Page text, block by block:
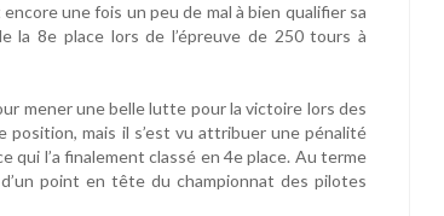
une fois un peu de mal à bien qualifier sa
la 8e place lors de l’épreuve de 250 tours à
mener une belle lutte pour la victoire lors des
position, mais il s’est vu attribuer une pénalité
qui l’a finalement classé en 4e place. Au terme
point en tête du championnat des pilotes